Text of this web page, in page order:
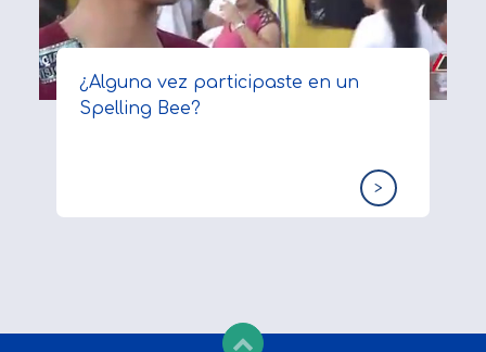
¿Alguna vez participaste en un
Spelling Bee?
>